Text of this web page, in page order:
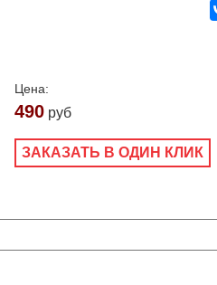
Цена:
490 руб
ЗАКАЗАТЬ В ОДИН КЛИК